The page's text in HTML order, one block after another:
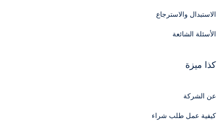
الاستبدال والاسترجاع
الأسئلة الشائعة
كذا ميزة
عن الشركة
كيفية عمل طلب شراء